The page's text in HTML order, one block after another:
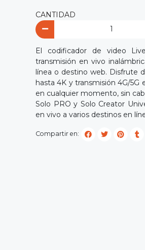
CANTIDAD
El codificador de video
transmisión en vivo
línea o destino web. Disfrute
hasta 4K y transmisión 4G/5G
en cualquier momento, sin
Solo PRO y Solo Creator
en vivo a varios destinos en
Compartir en: